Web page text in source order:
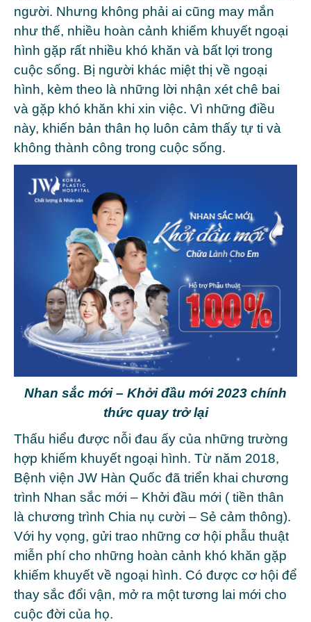
người. Nhưng không phải ai cũng may mắn
như thế, nhiều hoàn cảnh khiếm khuyết ngoại
hình gặp rất nhiều khó khăn và bất lợi trong
cuộc sống. Bị người khác miệt thị về ngoại
hình, kèm theo là những lời nhận xét chê bai
và gặp khó khăn khi xin việc. Vì những điều
này, khiến bản thân họ luôn cảm thấy tự ti và
không thành công trong cuộc sống.
Nhan sắc mới – Khởi đầu mới 2023 chính
thức quay trở lại
Thấu hiểu được nỗi đau ấy của những trường
hợp khiếm khuyết ngoại hình. Từ năm 2018,
Bệnh viện JW Hàn Quốc đã triển khai chương
trình Nhan sắc mới – Khởi đầu mới ( tiền thân
là chương trình Chia nụ cười – Sẻ cảm thông).
Với hy vọng, gửi trao những cơ hội phẫu thuật
miễn phí cho những hoàn cảnh khó khăn gặp
khiếm khuyết về ngoại hình. Có được cơ hội để
thay sắc đổi vận, mở ra một tương lai mới cho
cuộc đời của họ.